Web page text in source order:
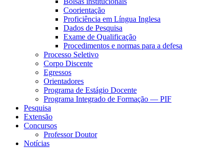
Coorientação
Proficiência em Língua Inglesa
Dados de Pesquisa
Exame de Qualificação
Procedimentos e normas para a defesa
Processo Seletivo
Corpo Discente
Egressos
Orientadores
Programa de Estágio Docente
Programa Integrado de Formação — PIF
Pesquisa
Extensão
Concursos
Professor Doutor
Notícias